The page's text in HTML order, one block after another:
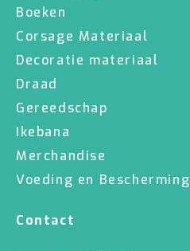
Boeken
Corsage Materiaal
Decoratie materiaal
Draad
Gereedschap
Ikebana
Merchandise
Voeding en Bescherming
Contact